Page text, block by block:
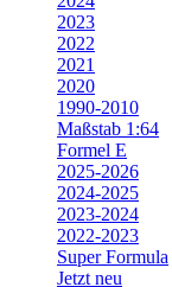
2023
2022
2021
2020
1990-2010
Maßstab 1:64
Formel E
2025-2026
2024-2025
2023-2024
2022-2023
Super Formula
Jetzt neu